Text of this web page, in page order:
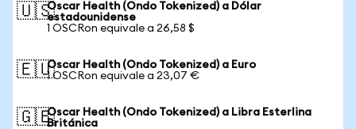
🇺🇸Oscar Health (Ondo Tokenized) a Dólar
estadounidense
1 OSCRon equivale a 26,58 $
🇪🇺Oscar Health (Ondo Tokenized) a Euro
1 OSCRon equivale a 23,07 €
🇬🇧Oscar Health (Ondo Tokenized) a Libra Esterlina
Británica